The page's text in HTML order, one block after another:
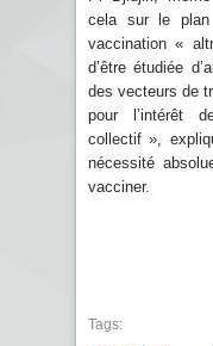
cela sur le
vaccination «
d’être étudiée
des vecteurs de
pour l’intérêt
collectif »,
nécessité
vacciner.
Tags: